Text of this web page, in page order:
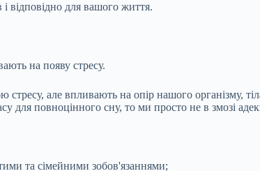
відповідно для вашого життя.
на появу стресу.
але впливають на опір нашого організму,
для повноцінного сну, то ми просто не в змозі
та сімейними зобов'язаннями;